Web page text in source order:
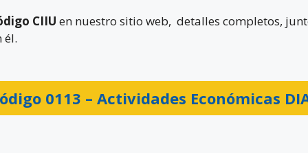
CIIU en nuestro sitio web, detalles completos,
él.
0113 – Actividades Económicas